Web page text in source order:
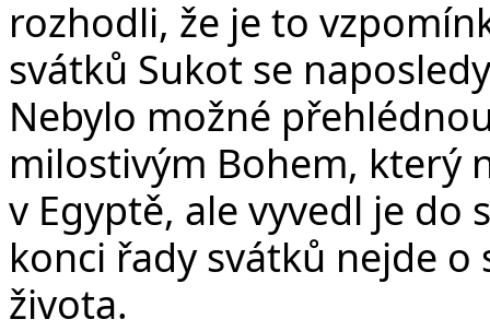
rozhodli, že je to
svátků Sukot se
Nebylo možné
milostivým Bohem, který
v Egyptě, ale vyvedl je do
konci řady svátků nejde
života.